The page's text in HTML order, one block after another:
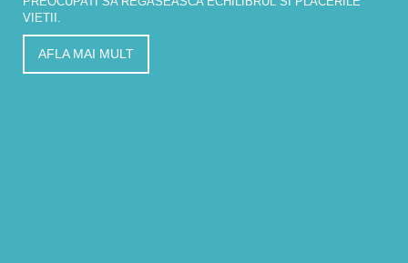
VIETII.
AFLA MAI MULT